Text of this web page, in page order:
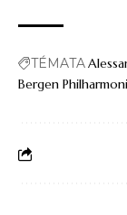
TÉMATA
Bergen